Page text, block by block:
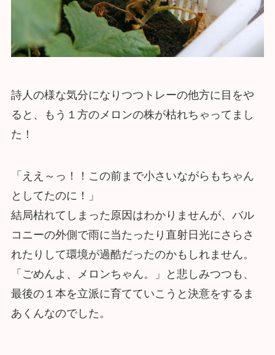
詩人の様な気分になりつつトレーの他方に目をや
ると、もう１方のメロンの株が枯れちゃってまし
た！
「ええ～っ！！この前まで小さいながらもちゃん
としてたのに！」
結局枯れてしまった原因はわかりませんが、バル
コニーの外側で雨に当たったり直射日光にさらさ
れたりして環境が過酷だったのかもしれません。
「ごめんよ、メロンちゃん。」と悲しみつつも、
最後の１本を立派に育てていこうと決意をするま
あくんなのでした。